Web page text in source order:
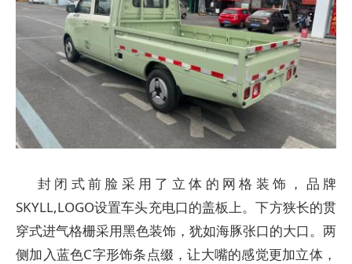
封闭式前脸采用了立体的网格装饰，品牌
SKYLL,LOGO设置车头充电口的盖板上。下方狭长的贯
穿式进气格栅采用黑色装饰，犹如海豚张口的大口。两
侧加入蓝色C字形饰条点缀，让大嘴的感觉更加立体，